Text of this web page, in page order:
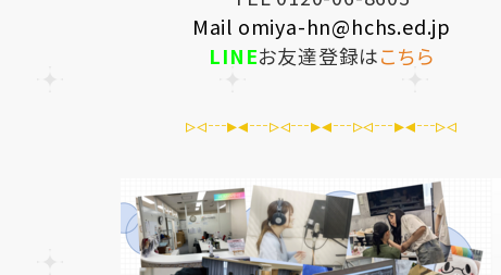
Mail omiya-hn@hchs.ed.jp
LINEお友達登録はこちら
▹◃┄▸◂┄▹◃┄▸◂┄▹◃┄▸◂┄▹◃